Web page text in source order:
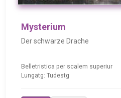
Mysterium
Der schwarze Drache
Belletristica per scalem superiur
Lungatg: Tudestg